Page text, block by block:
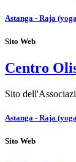
Astanga - Raja
Sito Web
Centro
Sito
Astanga - Raja
Sito Web